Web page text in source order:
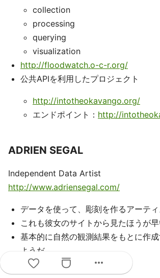
collection
processing
querying
visualization
http://floodwatch.o-c-r.org/
公共APIを利用したプロジェクト
http://intotheokavango.org/
エンドポイント： http://
ADRIEN SEGAL
Independent Data Artist
http://www.adriensegal.com/
データを使って、彫刻を作るアーティ
これも彼女のサイトから見たほうが早
基本的に自然の観測結果をもとに作
ようだ
more_horiz